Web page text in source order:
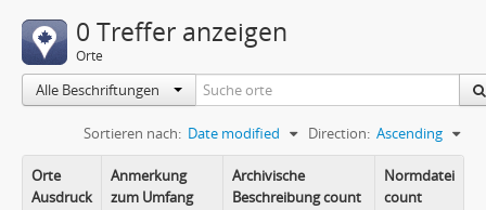
0 Treffer anzeigen
Orte
Alle Beschriftungen
Sortieren nach: Date modified Direction: Ascending
Orte
Ausdruck
Anmerkung
zum Umfang
Archivische
Beschreibung count
Normdatei
count